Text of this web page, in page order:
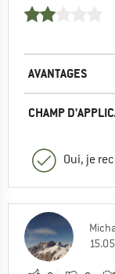
AVANTAGES
CHAMP
Oui, je